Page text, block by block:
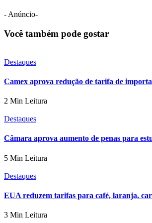
- Anúncio-
Você também pode gostar
Destaques
Camex aprova redução de tarifa de
2 Min Leitura
Destaques
Câmara aprova aumento de penas para
5 Min Leitura
Destaques
EUA reduzem tarifas para café, laranja,
3 Min Leitura